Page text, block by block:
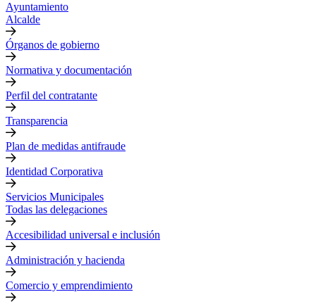
Ayuntamiento
Alcalde
Órganos de gobierno
Normativa y documentación
Perfil del contratante
Transparencia
Plan de medidas antifraude
Identidad Corporativa
Servicios Municipales
Todas las delegaciones
Accesibilidad universal e inclusión
Administración y hacienda
Comercio y emprendimiento